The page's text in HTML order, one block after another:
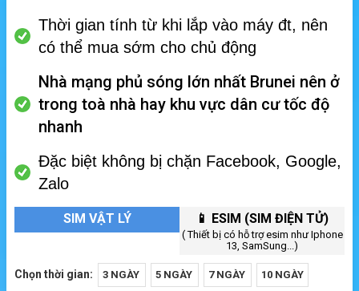
Thời gian tính từ khi lắp vào máy đt, nên
có thể mua sớm cho chủ động
Nhà mạng phủ sóng lớn nhất Brunei nên ở
trong toà nhà hay khu vực dân cư tốc độ
nhanh
Đặc biệt không bị chặn Facebook, Google,
Zalo
SIM VẬT LÝ 📱 ESIM (SIM ĐIỆN TỬ)
( Thiết bị có hỗ trợ esim như Iphone
13, SamSung...)
Chọn thời gian: 3 NGÀY 5 NGÀY 7 NGÀY 10 NGÀY